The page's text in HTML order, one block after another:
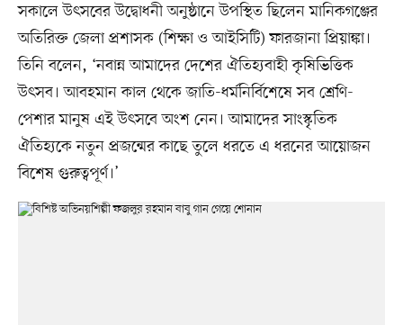
সকালে উৎসবের উদ্বোধনী অনুষ্ঠানে উপস্থিত ছিলেন মানিকগঞ্জের
অতিরিক্ত জেলা প্রশাসক (শিক্ষা ও আইসিটি) ফারজানা প্রিয়াঙ্কা।
তিনি বলেন, ‘নবান্ন আমাদের দেশের ঐতিহ্যবাহী কৃষিভিত্তিক
উৎসব। আবহমান কাল থেকে জাতি-ধর্মনির্বিশেষে সব শ্রেণি-
পেশার মানুষ এই উৎসবে অংশ নেন। আমাদের সাংস্কৃতিক
ঐতিহ্যকে নতুন প্রজন্মের কাছে তুলে ধরতে এ ধরনের আয়োজন
বিশেষ গুরুত্বপূর্ণ।’